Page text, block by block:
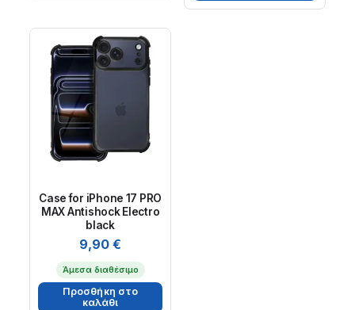
Case for iPhone 17 PRO
MAX Antishock Electro
black
9,90€
Άμεσα διαθέσιμο
Προσθήκη στο
καλάθι